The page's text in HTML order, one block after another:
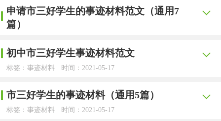
团支书，也是系学生会的学干。进入大学已经两年了，觉得
这两年的时间里，我得到了很大的提高。
既为自己在学业上取得的成绩感到高兴，也为自己能从工作
和实践中得到锻炼感到欣慰。在大学学习生活中，我严格要
求自己，积极进取，在老师和同学的鼓舞帮助下，我在学
初中市三好学生主要事迹材料1
敬师长、团结同学，从不迟到、早退、旷课，学习认真、刻
苦，有较强的进取精神，多次在学科竞赛中获奖，是同学们
动，认真负责，有较强的组织能力。能够在老师、班主任的
指导下独立完成学校、班级布置的各项工作，在学生中有较
主要表达方式。那么什么样的事迹材料才是规范的呢？下面
是小编收集整理的有关市三好学生事迹材料范文，欢迎阅读
市三好学生事迹材料1
年级xx班班长。从一年级至六年级我一直在兴海小学学习，
六年来在老师、同学们的帮助下，我在德、智、体、美、劳
【yjbys.com - 事迹材料】
在学习、工作乃至生活中，大家或多或少都会用到过事
料的用途。那么拟定事迹材料真的很难吗？以下是小编精心
篇），希望对大家有所帮助。
学生评选市三好学生优秀事迹材料1
申请市三好学生的事迹材料范文（通用7
篇）
【yjbys.com - 事迹材料】
无论在学习、工作或是生活中，大家最不陌生的就是事
材料的用途。到底应如何拟定事迹材料呢？下面是小编收集
初中市三好学生事迹材料范文
标签：事迹材料 时间：2021-05-17
在日常的学习、工作、生活中，大家都不可避免地会接
触到事迹材料吧，事迹材料是指对本单位具有突出事迹的集
市三好学生的事迹材料（通用5篇）
标签：事迹材料 时间：2021-05-17